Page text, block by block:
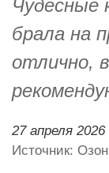
Чудесные
брала на
отлично,
27 апреля 2026
Источник: Озон